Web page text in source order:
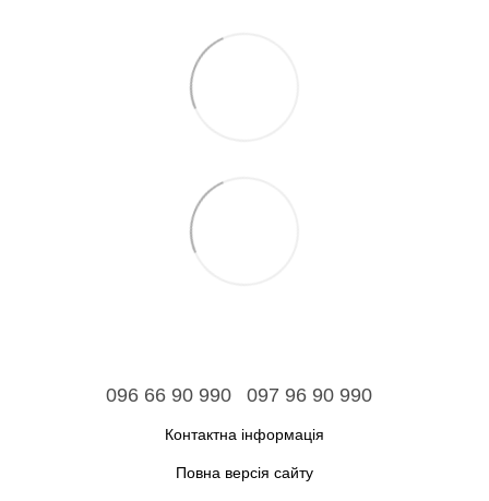
096 66 90 990 097 96 90 990
Контактна інформація
Повна версія сайту